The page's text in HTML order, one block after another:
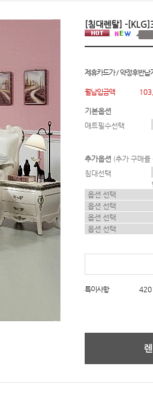
[침대렌탈] -
제휴카드가 / 약정후반납
월납입금액
기본옵션
매트필수선택
추가옵션 (추가 구매를
침대선택
특이사항